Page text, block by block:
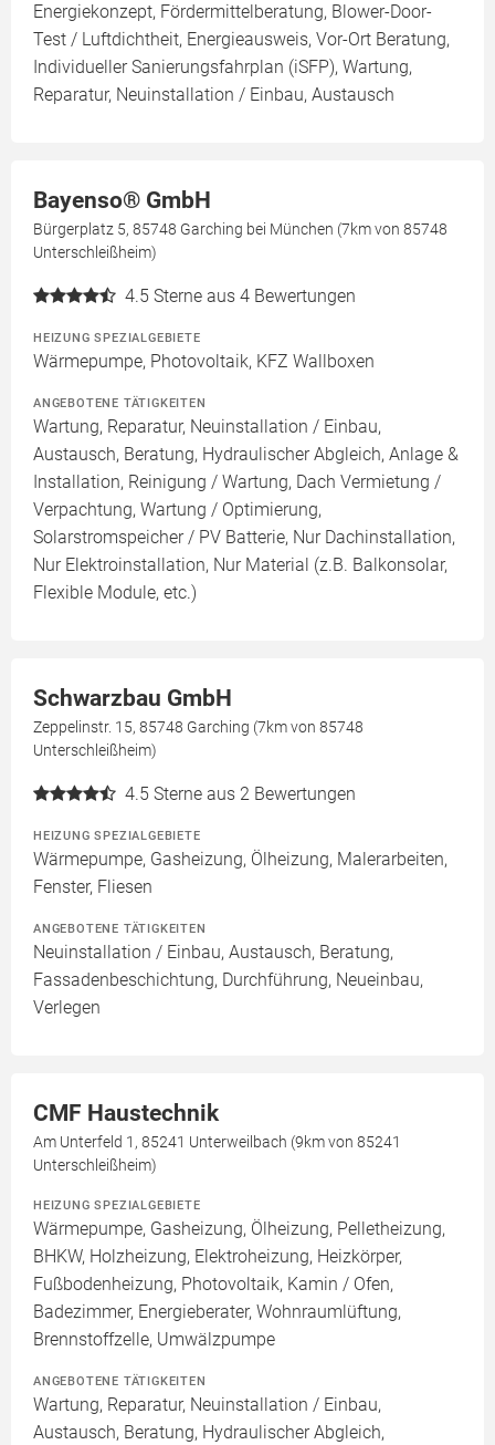
Energiekonzept, Fördermittelberatung, Blower-Door-
Test / Luftdichtheit, Energieausweis, Vor-Ort Beratung,
Individueller Sanierungsfahrplan (iSFP), Wartung,
Reparatur, Neuinstallation / Einbau, Austausch
Bayenso® GmbH
Bürgerplatz 5, 85748 Garching bei München (7km von 85748
Unterschleißheim)
4.5 Sterne aus 4 Bewertungen
HEIZUNG SPEZIALGEBIETE
Wärmepumpe, Photovoltaik, KFZ Wallboxen
ANGEBOTENE TÄTIGKEITEN
Wartung, Reparatur, Neuinstallation / Einbau,
Austausch, Beratung, Hydraulischer Abgleich, Anlage &
Installation, Reinigung / Wartung, Dach Vermietung /
Verpachtung, Wartung / Optimierung,
Solarstromspeicher / PV Batterie, Nur Dachinstallation,
Nur Elektroinstallation, Nur Material (z.B. Balkonsolar,
Flexible Module, etc.)
Schwarzbau GmbH
Zeppelinstr. 15, 85748 Garching (7km von 85748
Unterschleißheim)
4.5 Sterne aus 2 Bewertungen
HEIZUNG SPEZIALGEBIETE
Wärmepumpe, Gasheizung, Ölheizung, Malerarbeiten,
Fenster, Fliesen
ANGEBOTENE TÄTIGKEITEN
Neuinstallation / Einbau, Austausch, Beratung,
Fassadenbeschichtung, Durchführung, Neueinbau,
Verlegen
CMF Haustechnik
Am Unterfeld 1, 85241 Unterweilbach (9km von 85241
Unterschleißheim)
HEIZUNG SPEZIALGEBIETE
Wärmepumpe, Gasheizung, Ölheizung, Pelletheizung,
BHKW, Holzheizung, Elektroheizung, Heizkörper,
Fußbodenheizung, Photovoltaik, Kamin / Ofen,
Badezimmer, Energieberater, Wohnraumlüftung,
Brennstoffzelle, Umwälzpumpe
ANGEBOTENE TÄTIGKEITEN
Wartung, Reparatur, Neuinstallation / Einbau,
Austausch, Beratung, Hydraulischer Abgleich,